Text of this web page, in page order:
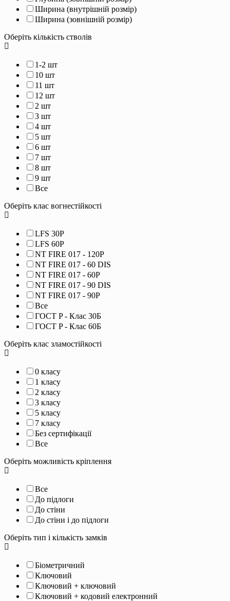
Ширина (внутрішній розмір)
Ширина (зовнішній розмір)
Оберіть кількість стволів
1-2 шт
10 шт
11 шт
12 шт
2 шт
3 шт
4 шт
5 шт
6 шт
7 шт
8 шт
9 шт
Все
Оберіть клас вогнестійкості
LFS 30P
LFS 60P
NT FIRE 017 - 120P
NT FIRE 017 - 60 DIS
NT FIRE 017 - 60P
NT FIRE 017 - 90 DIS
NT FIRE 017 - 90P
Все
ГОСТ P - Клас 30Б
ГОСТ P - Клас 60Б
Оберіть клас зламостійкості
0 класу
1 класу
2 класу
3 класу
5 класу
7 класу
Без сертифікації
Все
Оберіть можливість кріплення
Все
До підлоги
До стіни
До стіни і до підлоги
Оберіть тип і кількість замків
Біометричний
Ключовий
Ключовий + ключовий
Ключовий + кодовий електронний